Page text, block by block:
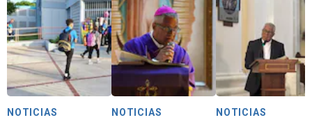
NOTICIAS NOTICIAS NOTICIAS